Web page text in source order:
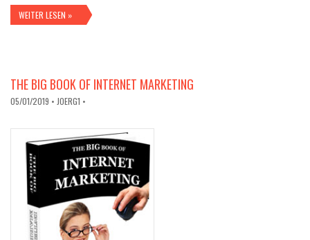
WEITER LESEN »
THE BIG BOOK OF INTERNET MARKETING
05/01/2019 • JOERG1 •